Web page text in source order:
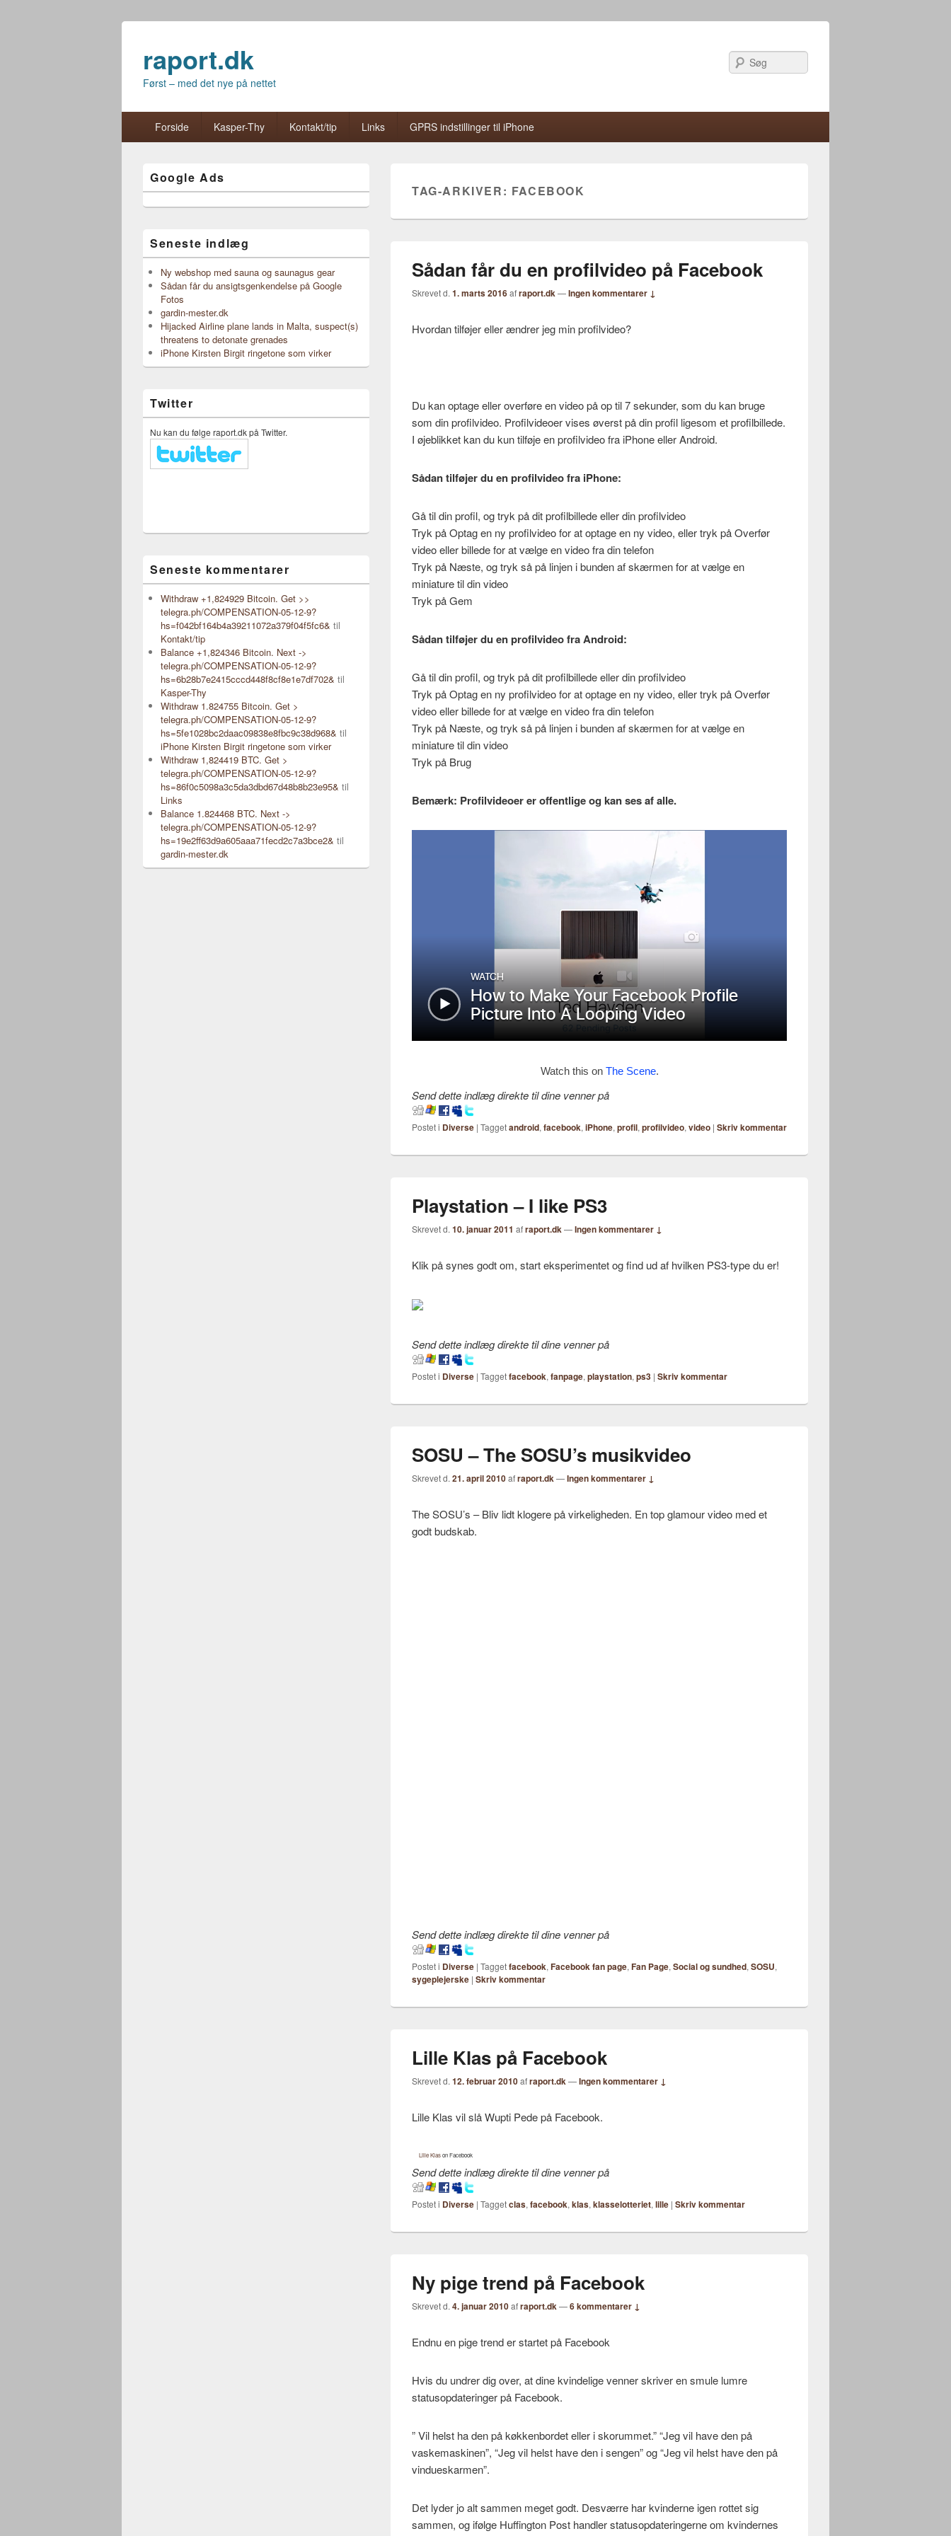
raport.dk
Først – med det nye på nettet
Primær menu
Hop til primær indhold
Hop til sekundær indhold
Forside Kasper-Thy Kontakt/tip Links GPRS indstillinger til iPhone
TAG-ARKIVER: FACEBOOK
Sådan får du en profilvideo på Facebook
Skrevet d. 1. marts 2016afraport.dk—Ingen kommentarer ↓
Hvordan tilføjer eller ændrer jeg min profilvideo?
Du kan optage eller overføre en video på op til 7 sekunder, som du kan bruge
som din profilvideo. Profilvideoer vises øverst på din profil ligesom et profilbillede.
I øjeblikket kan du kun tilføje en profilvideo fra iPhone eller Android.
Sådan tilføjer du en profilvideo fra iPhone:
Gå til din profil, og tryk på dit profilbillede eller din profilvideo
Tryk på Optag en ny profilvideo for at optage en ny video, eller tryk på Overfør
video eller billede for at vælge en video fra din telefon
Tryk på Næste, og tryk så på linjen i bunden af skærmen for at vælge en
miniature til din video
Tryk på Gem
Sådan tilføjer du en profilvideo fra Android:
Gå til din profil, og tryk på dit profilbillede eller din profilvideo
Tryk på Optag en ny profilvideo for at optage en ny video, eller tryk på Overfør
video eller billede for at vælge en video fra din telefon
Tryk på Næste, og tryk så på linjen i bunden af skærmen for at vælge en
miniature til din video
Tryk på Brug
Bemærk: Profilvideoer er offentlige og kan ses af alle.
Watch this on The Scene.
Send dette indlæg direkte til dine venner på
Postet i Diverse | Taggetandroid, facebook, iPhone, profil, profilvideo, video | Skriv kommentar
Playstation – I like PS3
Skrevet d. 10. januar 2011 afraport.dk—Ingen kommentarer ↓
Klik på synes godt om, start eksperimentet og find ud af hvilken PS3-type du er!
Send dette indlæg direkte til dine venner på
Postet i Diverse | Taggetfacebook, fanpage, playstation, ps3 | Skriv kommentar
SOSU – The SOSU’s musikvideo
Skrevet d. 21. april 2010afraport.dk—Ingen kommentarer ↓
The SOSU’s – Bliv lidt klogere på virkeligheden. En top glamour video med et
godt budskab.
Send dette indlæg direkte til dine venner på
Postet i Diverse | Taggetfacebook, Facebook fan page, Fan Page, Social og sundhed, SOSU,
sygeplejerske | Skriv kommentar
Lille Klas på Facebook
Skrevet d. 12. februar 2010afraport.dk—Ingen kommentarer ↓
Lille Klas vil slå Wupti Pede på Facebook.
Lille Klason Facebook
Send dette indlæg direkte til dine venner på
Postet i Diverse | Taggetclas, facebook, klas, klasselotteriet, lille | Skriv kommentar
Ny pige trend på Facebook
Skrevet d. 4. januar 2010afraport.dk—6 kommentarer ↓
Endnu en pige trend er startet på Facebook
Hvis du undrer dig over, at dine kvindelige venner skriver en smule lumre
statusopdateringer på Facebook.
” Vil helst ha den på køkkenbordet eller i skorummet.” “Jeg vil have den på
vaskemaskinen”, “Jeg vil helst have den i sengen” og “Jeg vil helst have den på
vindueskarmen”.
Det lyder jo alt sammen meget godt. Desværre har kvinderne igen rottet sig
sammen, og ifølge Huffington Post handler statusopdateringerne om kvindernes
Google Ads
Seneste indlæg
Ny webshop med sauna og saunagus gear
Sådan får du ansigtsgenkendelse på Google
Fotos
gardin-mester.dk
Hijacked Airline plane lands in Malta, suspect(s)
threatens to detonate grenades
iPhone Kirsten Birgit ringetone som virker
Twitter
Nu kan du følge raport.dk på Twitter.
Seneste kommentarer
Withdraw +1,824929 Bitcoin. Get >>
telegra.ph/COMPENSATION-05-12-9?
hs=f042bf164b4a39211072a379f04f5fc6& til
Kontakt/tip
Balance +1,824346 Bitcoin. Next ->
telegra.ph/COMPENSATION-05-12-9?
hs=6b28b7e2415cccd448f8cf8e1e7df702& til
Kasper-Thy
Withdraw 1.824755 Bitcoin. Get >
telegra.ph/COMPENSATION-05-12-9?
hs=5fe1028bc2daac09838e8fbc9c38d968& til
iPhone Kirsten Birgit ringetone som virker
Withdraw 1,824419 BTC. Get >
telegra.ph/COMPENSATION-05-12-9?
hs=86f0c5098a3c5da3dbd67d48b8b23e95& til
Links
Balance 1.824468 BTC. Next ->
telegra.ph/COMPENSATION-05-12-9?
hs=19e2ff63d9a605aaa71fecd2c7a3bce2& til
gardin-mester.dk